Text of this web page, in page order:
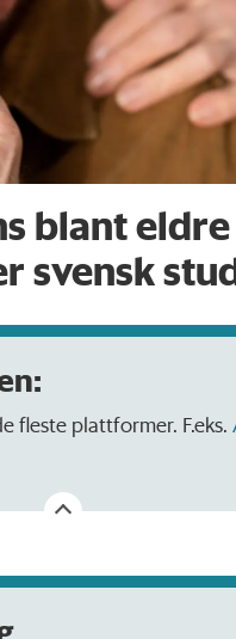
blant
svensk
fleste plattformer. F.eks.